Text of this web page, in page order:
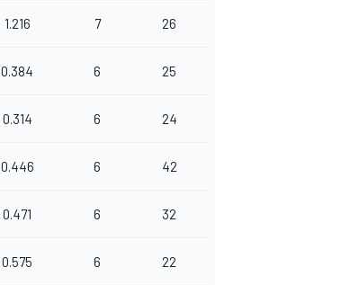
1.216 7 26
0.384 6 25
0.314 6 24
0.446 6 42
0.471 6 32
0.575 6 22